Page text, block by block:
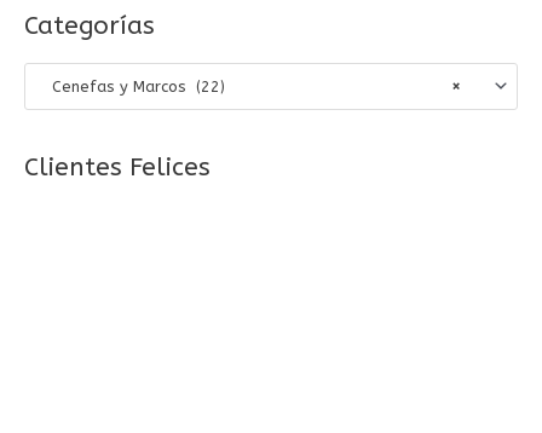
c
a
o
Categorías
×
Cenefas y Marcos (22)
Clientes Felices